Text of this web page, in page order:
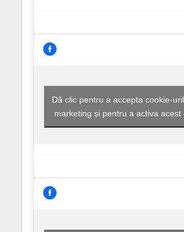
Dă clic pentru a accepta cookie-
marketing și pentru a activa acest